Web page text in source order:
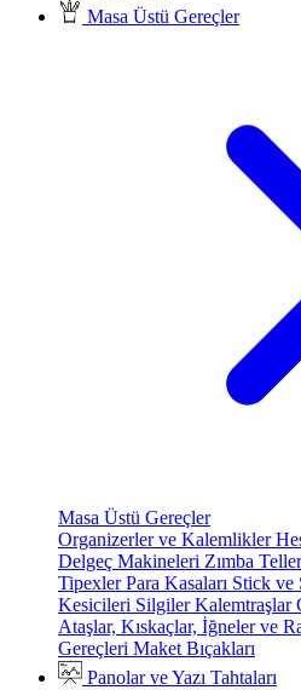
Masa Üstü Gereçler
Masa Üstü Gereçler
Organizerler ve Kalemlikler
Delgeç Makineleri Zımba
TipexlerPara Kasaları Stick ve
Kesicileri SilgilerKalemtraşlar
Ataşlar, Kıskaçlar, İğneler ve
Gereçleri Maket Bıçakları
Panolar ve Yazı Tahtaları